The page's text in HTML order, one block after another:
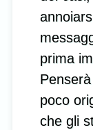
prima
poco
che gli